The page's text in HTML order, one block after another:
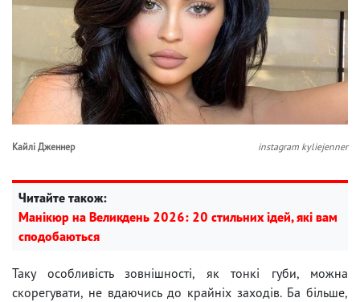
Кайлі Дженнер instagram kyliejenner
Читайте також:
Манікюр на Великдень 2026: 20 стильних ідей, які вам
сподобаються
Таку особливість зовнішності, як тонкі губи, можна
скорегувати, не вдаючись до крайніх заходів. Ба більше,